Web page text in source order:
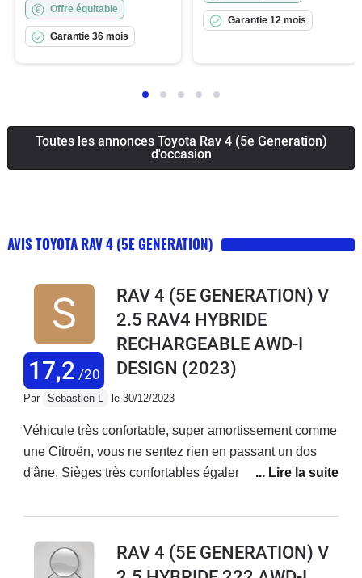
Offre équitable
Garantie 36 mois
Garantie 12 mois
Toutes les annonces Toyota Rav 4 (5e Generation)
d'occasion
AVIS TOYOTA RAV 4 (5E GENERATION)
17,2 /20
RAV 4 (5E GENERATION) V
2.5 RAV4 HYBRIDE
RECHARGEABLE AWD-I
DESIGN (2023)
Par Sebastien L le 30/12/2023
Véhicule très confortable, super amortissement comme
une Citroën, vous ne sentez rien en passant un dos
d'âne. Sièges très confortables également. Tableau de
bonne finition avec plastique d'excellente
peut gronder fort si vous le solliciter pour
RAV 4 (5E GENERATION) V